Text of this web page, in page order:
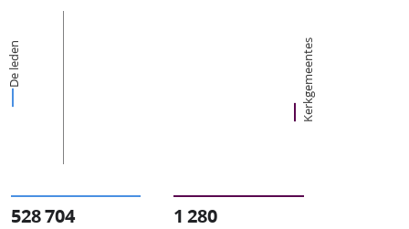
De leden Kerkgemeentes
528 704 1 280